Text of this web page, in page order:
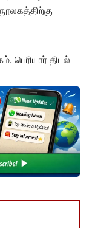
பெரியார் திடல்